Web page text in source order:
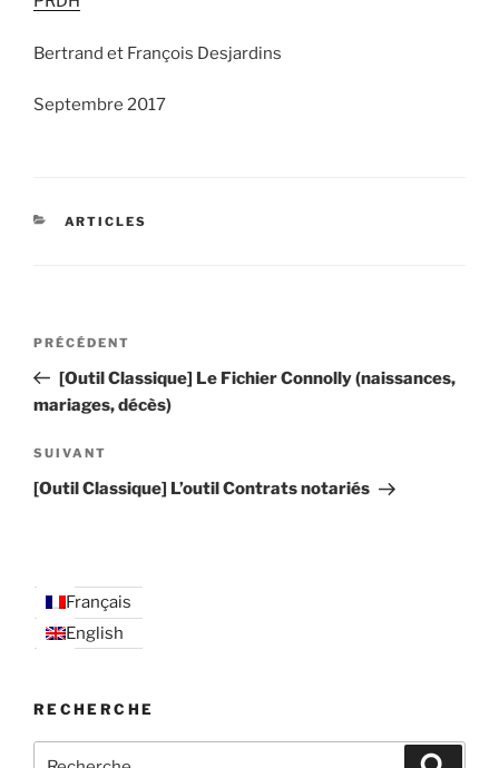
Bertrand et François Desjardins
Septembre 2017
CATÉGORIES
ARTICLES
Navigation
l’article
Article
précédent
PRÉCÉDENT
[Outil Classique] Le Fichier Connolly (naissances,
mariages, décès)
Article
suivant
SUIVANT
[Outil Classique] L’outil Contrats notariés
Français
English
RECHERCHE